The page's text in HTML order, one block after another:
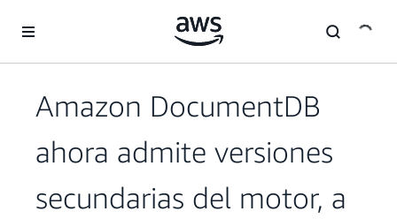
Amazon DocumentDB
ahora admite versiones
secundarias del motor, a